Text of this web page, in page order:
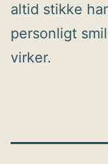
altid stikke
personligt
virker.